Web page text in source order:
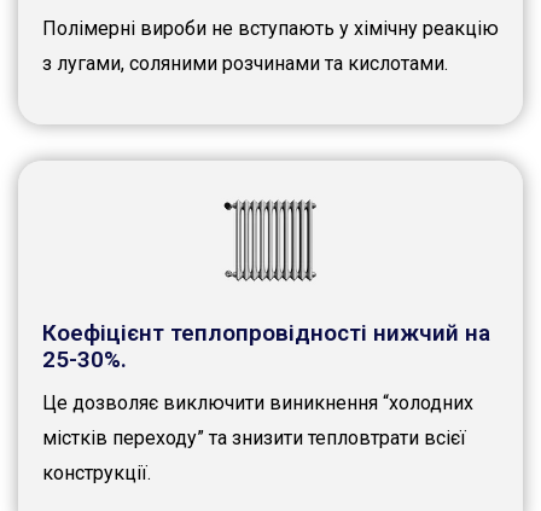
Полімерні вироби не вступають у хімічну реакцію
з лугами, соляними розчинами та кислотами.
Коефіцієнт теплопровідності нижчий на
25-30%.
Це дозволяє виключити виникнення “холодних
містків переходу” та знизити тепловтрати всієї
конструкції.